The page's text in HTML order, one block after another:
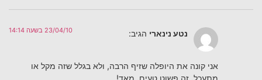
נטע נינארי הגיב: 23/04/10 בשעה 14:14
אני קונה את היופלה שזיף הרבה, ולא בגלל שזה מקל או